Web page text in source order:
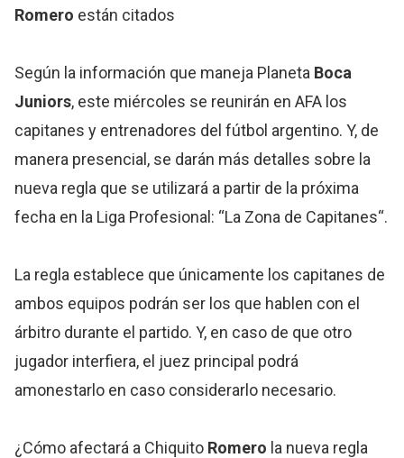
Romero están citados
Según la información que maneja Planeta Boca
Juniors, este miércoles se reunirán en AFA los
capitanes y entrenadores del fútbol argentino. Y, de
manera presencial, se darán más detalles sobre la
nueva regla que se utilizará a partir de la próxima
fecha en la Liga Profesional: “La Zona de Capitanes“.
La regla establece que únicamente los capitanes de
ambos equipos podrán ser los que hablen con el
árbitro durante el partido. Y, en caso de que otro
jugador interfiera, el juez principal podrá
amonestarlo en caso considerarlo necesario.
¿Cómo afectará a Chiquito Romero la nueva regla